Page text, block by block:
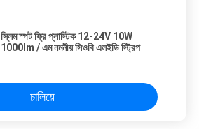
স্লিম স্পট ফ্রি প্লাস্টিক 12-24V 10W
1000lm / এম নমনীয় সিওবি এলইডি স্ট্রিপ
চালিয়ে